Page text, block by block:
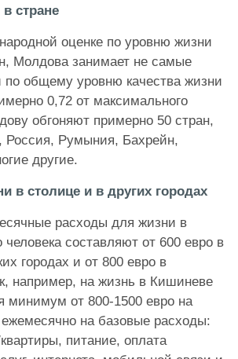
стране
оценке по уровню жизни
Молдова занимает не самые
общему уровню качества жизни
0,72 от максимального
обгоняют примерно 50 стран,
Россия, Румыния, Бахрейн,
другие.
в столице и в других городах
расходы для жизни в
человека составляют от 600 евро в
городах и от 800 евро в
например, на жизнь в Кишиневе
минимум от 800-1500 евро на
ежемесячно на базовые расходы:
питание, оплата